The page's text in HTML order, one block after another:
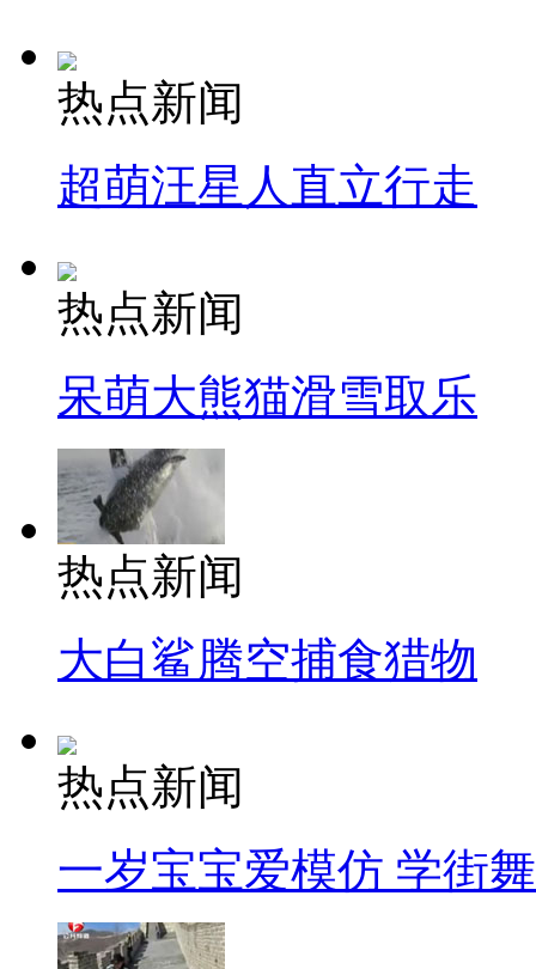
热点新闻
超萌汪星人直立行走
热点新闻
呆萌大熊猫滑雪取乐
热点新闻
大白鲨腾空捕食猎物
热点新闻
一岁宝宝爱模仿 学街